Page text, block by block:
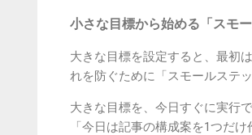
小さな目標から始める「スモ
大きな目標を設定すると、最初
れを防ぐために「スモールステ
大きな目標を、今日すぐに実行
「今日は記事の構成案を1つだ